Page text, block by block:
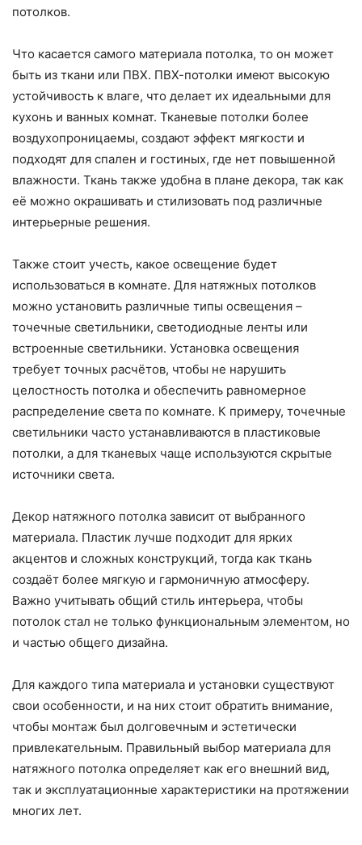
потолков.
Что касается самого материала потолка, то он может
быть из ткани или ПВХ. ПВХ-потолки имеют высокую
устойчивость к влаге, что делает их идеальными для
кухонь и ванных комнат. Тканевые потолки более
воздухопроницаемы, создают эффект мягкости и
подходят для спален и гостиных, где нет повышенной
влажности. Ткань также удобна в плане декора, так как
её можно окрашивать и стилизовать под различные
интерьерные решения.
Также стоит учесть, какое освещение будет
использоваться в комнате. Для натяжных потолков
можно установить различные типы освещения –
точечные светильники, светодиодные ленты или
встроенные светильники. Установка освещения
требует точных расчётов, чтобы не нарушить
целостность потолка и обеспечить равномерное
распределение света по комнате. К примеру, точечные
светильники часто устанавливаются в пластиковые
потолки, а для тканевых чаще используются скрытые
источники света.
Декор натяжного потолка зависит от выбранного
материала. Пластик лучше подходит для ярких
акцентов и сложных конструкций, тогда как ткань
создаёт более мягкую и гармоничную атмосферу.
Важно учитывать общий стиль интерьера, чтобы
потолок стал не только функциональным элементом, но
и частью общего дизайна.
Для каждого типа материала и установки существуют
свои особенности, и на них стоит обратить внимание,
чтобы монтаж был долговечным и эстетически
привлекательным. Правильный выбор материала для
натяжного потолка определяет как его внешний вид,
так и эксплуатационные характеристики на протяжении
многих лет.